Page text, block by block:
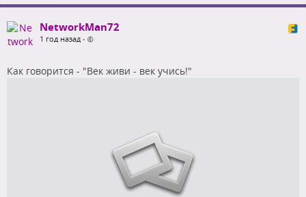
NetworkMan72
1 год назад •
Как говорится - "Век живи - век учись!"